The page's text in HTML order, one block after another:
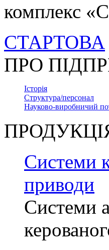
комплекс
СТАРТОВА
ПРО
Історія
Структура/персонал
Науково-виробничий
Системи
приводи
Системи